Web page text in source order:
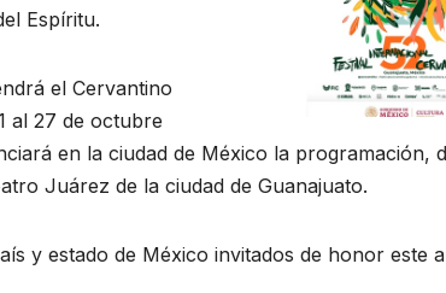
Espíritu.
el Cervantino
al 27 de octubre
en la ciudad de México la programación,
Juárez de la ciudad de Guanajuato.
y estado de México invitados de honor este